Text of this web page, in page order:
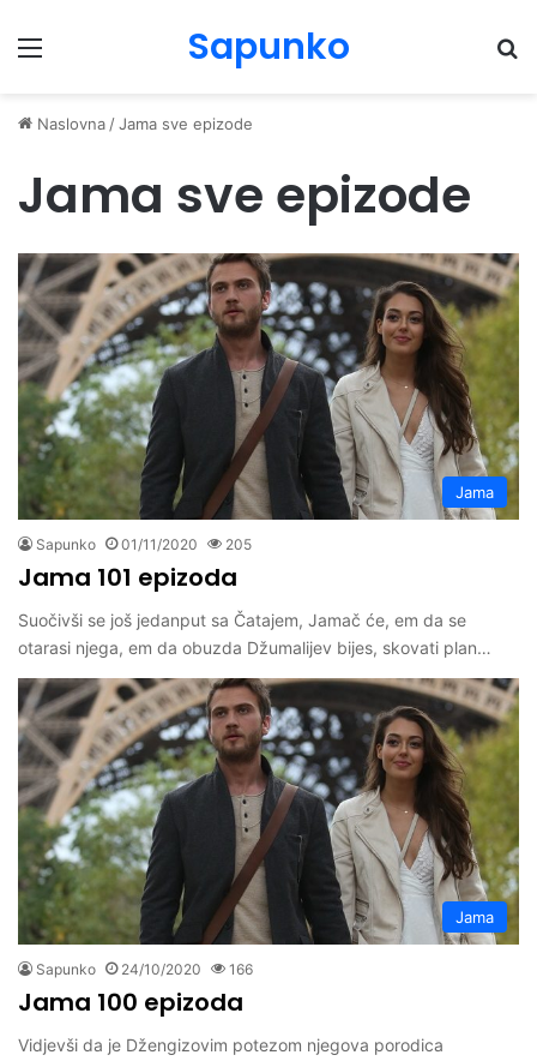
Menu Sapunko
Naslovna /Jama sve epizode
Jama sve epizode
Jama
Sapunko 01/11/2020 205
Jama 101 epizoda
Suočivši se još jedanput sa Čatajem, Jamač će, em da se
otarasi njega, em da obuzda Džumalijev bijes, skovati plan…
Jama
Sapunko 24/10/2020 166
Jama 100 epizoda
Vidjevši da je Džengizovim potezom njegova porodica